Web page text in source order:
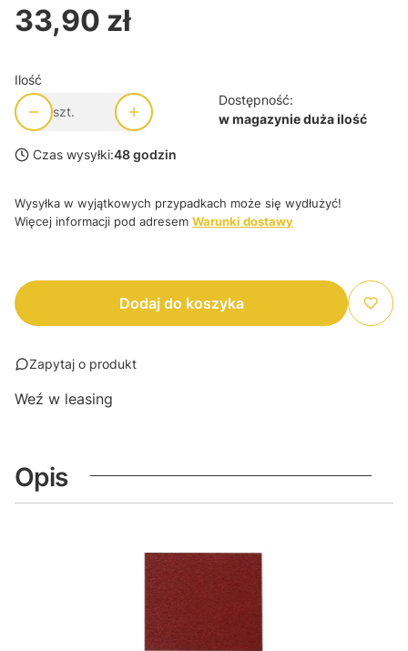
Cena
33,90 zł
Ilość
szt.
Dostępność:
w magazynie duża ilość
Czas wysyłki:48 godzin
Wysyłka w wyjątkowych przypadkach może się wydłużyć!
Więcej informacji pod adresem Warunki dostawy
Dodaj do koszyka
Zapytaj o produkt
Weź w leasing
Opis